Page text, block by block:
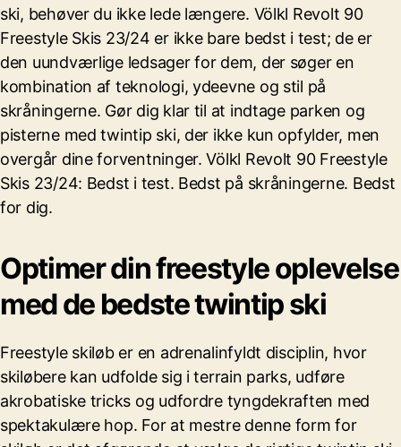
ski, behøver du ikke lede længere. Völkl Revolt 90
Freestyle Skis 23/24 er ikke bare bedst i test; de er
den uundværlige ledsager for dem, der søger en
kombination af teknologi, ydeevne og stil på
skråningerne. Gør dig klar til at indtage parken og
pisterne med twintip ski, der ikke kun opfylder, men
overgår dine forventninger. Völkl Revolt 90 Freestyle
Skis 23/24: Bedst i test. Bedst på skråningerne. Bedst
for dig.
Optimer din freestyle oplevelse
med de bedste twintip ski
Freestyle skiløb er en adrenalinfyldt disciplin, hvor
skiløbere kan udfolde sig i terrain parks, udføre
akrobatiske tricks og udfordre tyngdekraften med
spektakulære hop. For at mestre denne form for